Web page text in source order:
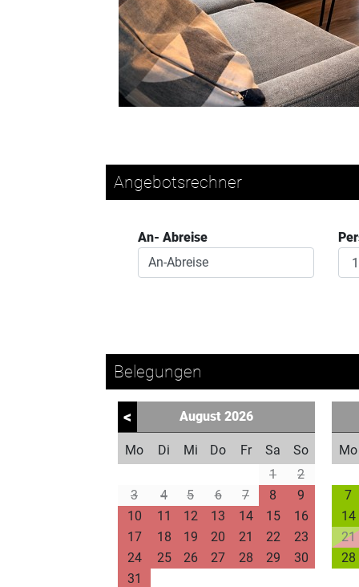
Angebotsrechner
An- Abreise
Belegungen
< August 2026
Mo Di Mi Do Fr Sa
So
1
2
3
4 5 6 7 8
9
10
11 12 13 14 15
16
17
18 19 20 21 22
23
24
25 26 27 28 29
30
31
Mo
7
14
21
28